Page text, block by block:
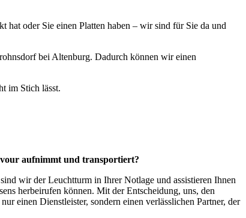
oder Sie einen Platten haben – wir sind für Sie da und
bei Altenburg. Dadurch können wir einen
im Stich lässt.
aufnimmt und transportiert?
wir der Leuchtturm in Ihrer Notlage und assistieren Ihnen
herbeirufen können. Mit der Entscheidung, uns, den
einen Dienstleister, sondern einen verlässlichen Partner, der